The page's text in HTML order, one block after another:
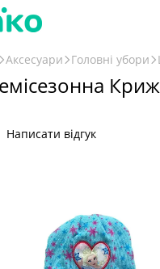
Аксесуари Головні убори
Написати відгук